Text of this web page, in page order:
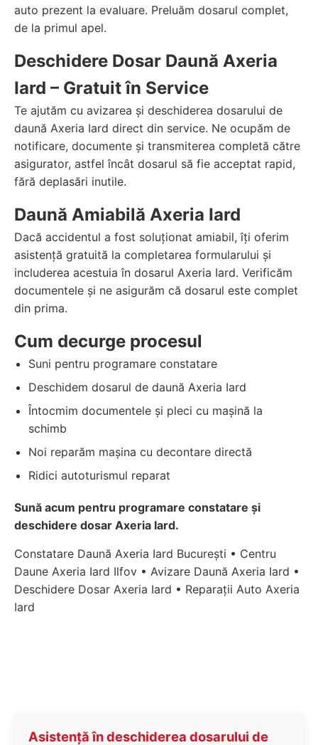
auto prezent la evaluare. Preluăm dosarul complet,
de la primul apel.
Deschidere Dosar Daună Axeria
Iard – Gratuit în Service
Te ajutăm cu avizarea și deschiderea dosarului de
daună Axeria Iard direct din service. Ne ocupăm de
notificare, documente și transmiterea completă către
asigurator, astfel încât dosarul să fie acceptat rapid,
fără deplasări inutile.
Daună Amiabilă Axeria Iard
Dacă accidentul a fost soluționat amiabil, îți oferim
asistență gratuită la completarea formularului și
includerea acestuia în dosarul Axeria Iard. Verificăm
documentele și ne asigurăm că dosarul este complet
din prima.
Cum decurge procesul
Suni pentru programare constatare
Deschidem dosarul de daună Axeria Iard
Întocmim documentele și pleci cu mașină la
schimb
Noi reparăm mașina cu decontare directă
Ridici autoturismul reparat
Sună acum pentru programare constatare și
deschidere dosar Axeria Iard.
Constatare Daună Axeria Iard București • Centru
Daune Axeria Iard Ilfov • Avizare Daună Axeria Iard •
Deschidere Dosar Axeria Iard • Reparații Auto Axeria
Iard
Asistență în deschiderea dosarului de